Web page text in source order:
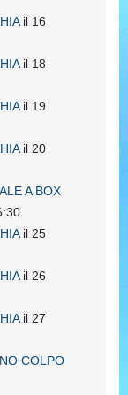
il 16
il 18
il 19
il 20
A BOX
il 25
il 26
il 27
COLPO